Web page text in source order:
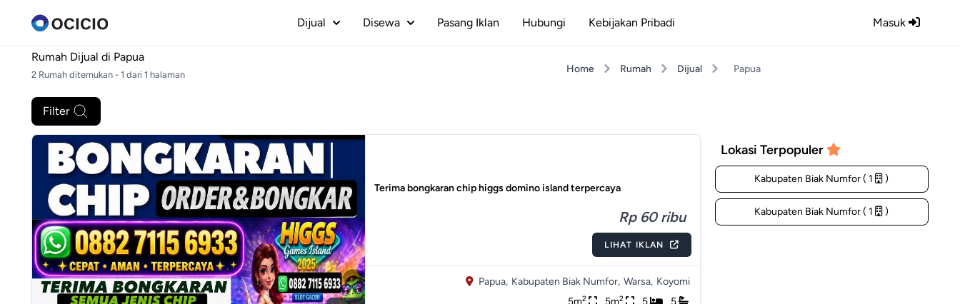
Masuk
Dijual Disewa Pasang Iklan Hubungi Kebijakan Pribadi
Rumah Dijual di Papua
2 Rumah ditemukan - 1 dari 1 halaman Home Rumah Dijual Papua
Filter
Terima bongkaran chip higgs domino island terpercaya
Rp 60 ribu
LIHAT IKLAN
Papua, Kabupaten Biak Numfor, Warsa, Koyomi
5m2 5m2 5 5
Lokasi Terpopuler
Kabupaten Biak Numfor ( 1 )
Kabupaten Biak Numfor ( 1 )